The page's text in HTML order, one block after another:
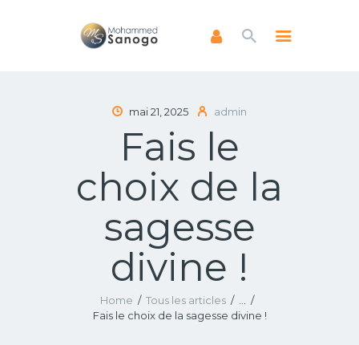
mai 21, 2025 admin
Fais le
choix de la
sagesse
divine !
Home Tous les articles
Fais le choix de la sagesse divine !
ACCUEIL
A PROPOS
NEWSLETTERS
ENSEIGNEMENTS
FAIRE UN DON